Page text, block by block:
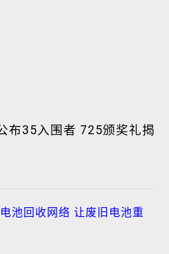
布35入围者 725颁奖礼揭